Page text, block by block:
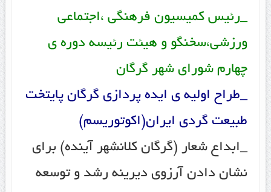
_رئیس کمیسیون فرهنگی ،اجتماعی
ورزشی،سخنگو و هیئت رئیسه دوره ی
چهارم شورای شهر گرگان
_طراح اولیه ی ایده پردازی گرگان پایتخت
طبیعت گردی ایران(اکوتوریسم)
_ابداع شعار (گرگان کلانشهر آینده) برای
نشان دادن آرزوی دیرینه رشد و توسعه